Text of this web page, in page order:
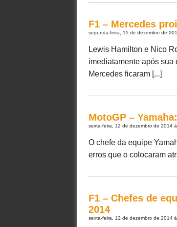
F1 – Mercedes
segunda-feira, 15 de dezembro de
Lewis Hamilton e Nico
imediatamente após sua
Mercedes ficaram [...]
MotoGP –
sexta-feira, 12 de dezembro de 2014
O chefe da equipe
erros que o colocaram
F1 – Chefes de
2014
sexta-feira, 12 de dezembro de 2014